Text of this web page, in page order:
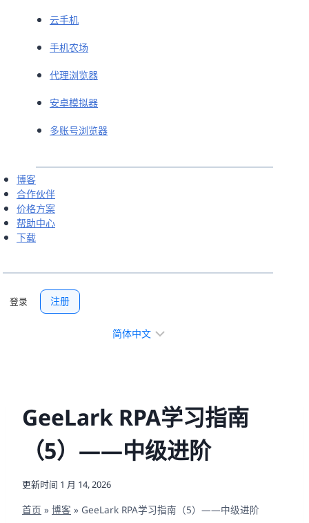
云手机
手机农场
代理浏览器
安卓模拟器
多账号浏览器
博客
合作伙伴
价格方案
帮助中心
下载
登录 注册
选
GeeLark RPA学习指南
（5）——中级进阶
更新时间 1 月 14, 2026
首页 » 博客 » GeeLark RPA学习指南（5）——中级进阶